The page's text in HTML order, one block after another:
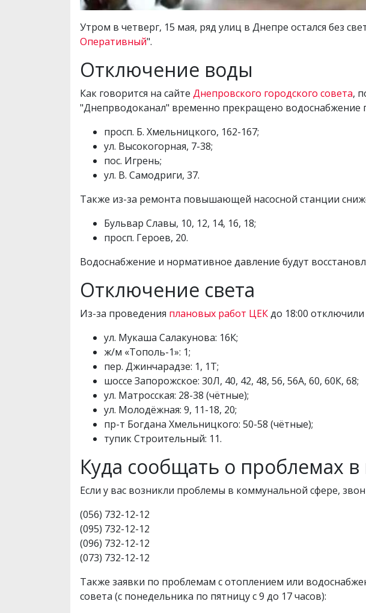
Утром в четверг, 15 мая, ряд улиц в Днепре остался без
Оперативный".
Отключение воды
Как говорится на сайте Днепровского городского совета,
"Днепрводоканал" временно прекращено водоснабжение
просп. Б. Хмельницкого, 162-167;
ул. Высокогорная, 7-38;
пос. Игрень;
ул. В. Самодриги, 37.
Также из-за ремонта повышающей насосной станции
Бульвар Славы, 10, 12, 14, 16, 18;
просп. Героев, 20.
Водоснабжение и нормативное давление будут
Отключение света
Из-за проведения плановых работ ЦЕКдо 18:00
ул. Мукаша Салакунова: 16К;
ж/м «Тополь-1»: 1;
пер. Джинчарадзе: 1, 1Т;
шоссе Запорожское: 30Л, 40, 42, 48, 56, 56А, 60, 60К, 68;
ул. Матросская: 28-38 (чётные);
ул. Молодёжная: 9, 11-18, 20;
пр-т Богдана Хмельницкого: 50-58 (чётные);
тупик Строительный: 11.
Куда сообщать о проблемах
Если у вас возникли проблемы в коммунальной сфере,
(056) 732-12-12
(095) 732-12-12
(096) 732-12-12
(073) 732-12-12
Также заявки по проблемам с отоплением или
совета (с понедельника по пятницу с 9 до 17 часов):